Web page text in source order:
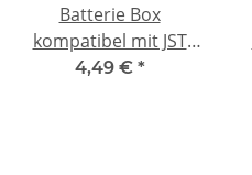
Batterie Box
kompatibel mit JST
BEC - mit Schalter - 4 x
4,49 € *